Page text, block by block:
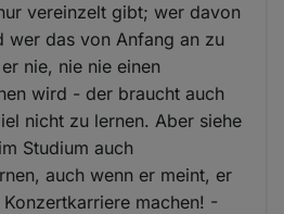
vereinzelt gibt; wer davon
wer das von Anfang an zu
nie, nie nie einen
wird - der braucht auch
nicht zu lernen. Aber siehe
Studium auch
auch wenn er meint, er
machen! -